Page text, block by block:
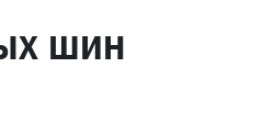
шин